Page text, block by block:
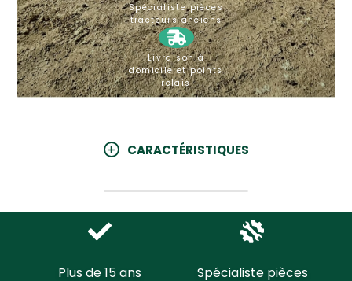
Spécialiste pièces
tracteurs anciens
Livraison à
domicile et points
relais
CARACTÉRISTIQUES
Plus de 15 ans
Spécialiste pièces